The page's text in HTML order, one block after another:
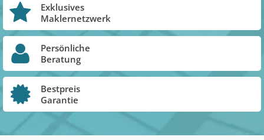
Exklusives
Maklernetzwerk
Persönliche
Beratung
Bestpreis
Garantie